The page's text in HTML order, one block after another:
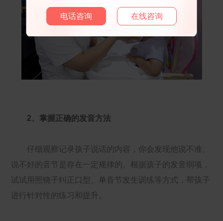
2、掌握正确的发音方法
仔细观察记录孩子说话的内容，你会发现他说不准、
说不好的音节是存在一定规律的。根据孩子的发音弱项，
试试用照镜子纠正口型、单音节发生训练等方式，帮孩子
进行针对性的练习和提升。
电话咨询 在线咨询